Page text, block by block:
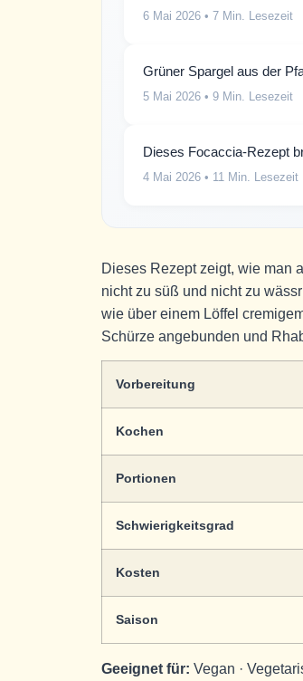
6 Mai 2026 • 7 Min. Lesezeit
Grüner Spargel aus der
5 Mai 2026 • 9 Min. Lesezeit
Dieses Focaccia-Rezept
4 Mai 2026 • 11 Min. Lesezeit
Dieses Rezept zeigt, wie man
nicht zu süß und nicht zu
wie über einem Löffel
Schürze angebunden und
Vorbereitung
Kochen
Portionen
Schwierigkeitsgrad
Kosten
Saison
Geeignet für: Vegan ·